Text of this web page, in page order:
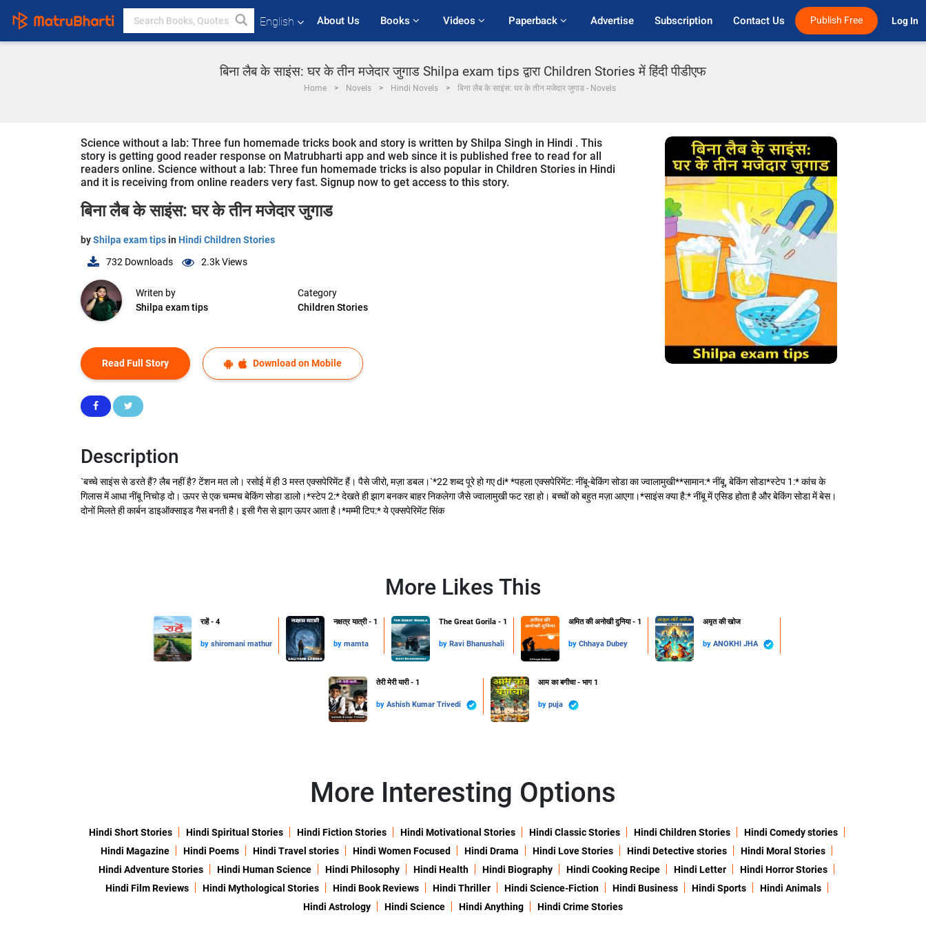
English About Us Books Videos Paperback Advertise Subscription Contact Us Publish Free Log In
बिना लैब के साइंस: घर के तीन मजेदार जुगाड Shilpa exam tips द्वारा Children Stories में हिंदी पीडीएफ
Home Novels Hindi Novels बिना लैब के साइंस: घर के तीन मजेदार जुगाड - Novels
Science without a lab: Three fun homemade tricks book and story is written by Shilpa Singh in Hindi . This
story is getting good reader response on Matrubharti app and web since it is published free to read for all
readers online. Science without a lab: Three fun homemade tricks is also popular in Children Stories in Hindi
and it is receiving from online readers very fast. Signup now to get access to this story.
बिना लैब के साइंस: घर के तीन मजेदार जुगाड
byShilpa exam tipsin Hindi Children Stories
732 Downloads 2.3kViews
Writen by
Shilpa exam tips
Category
Children Stories
Read Full Story Download on Mobile
Description
`बच्चे साइंस से डरते हैं? लैब नहीं है? टेंशन मत लो। रसोई में ही 3 मस्त एक्सपेरिमेंट हैं। पैसे जीरो, मज़ा डबल।`*22 शब्द पूरे हो गए di* *पहला एक्सपेरिमेंट: नींबू-बेकिंग सोडा का ज्वालामुखी**सामान:* नींबू, बेकिंग सोडा*स्टेप 1:* कांच के
गिलास में आधा नींबू निचोड़ दो। ऊपर से एक चम्मच बेकिंग सोडा डालो।*स्टेप 2:* देखते ही झाग बनकर बाहर निकलेगा जैसे ज्वालामुखी फट रहा हो। बच्चों को बहुत मज़ा आएगा।*साइंस क्या है:* नींबू में एसिड होता है और बेकिंग सोडा में बेस।
दोनों मिलते ही कार्बन डाइऑक्साइड गैस बनती है। इसी गैस से झाग ऊपर आता है।*मम्मी टिप:* ये एक्सपेरिमेंट सिंक
More Likes This
राहें - 4
by shiromani mathur
​नक्षत्र यात्री - 1
by mamta
The Great Gorila - 1
by Ravi Bhanushali
अमित की अनोखी दुनिया - 1
by Chhaya Dubey
अमृत की खोज
by ANOKHI JHA
तेरी मेरी यारी - 1
by Ashish Kumar Trivedi
आम का बगीचा - भाग 1
by puja
More Interesting Options
Hindi Short Stories Hindi Spiritual Stories Hindi Fiction Stories Hindi Motivational Stories Hindi Classic Stories Hindi Children Stories
Hindi Comedy stories
Hindi Magazine
Hindi Poems Hindi Travel stories Hindi Women Focused Hindi Drama Hindi Love Stories Hindi Detective stories
Hindi Moral Stories
Hindi Adventure Stories
Hindi Human Science Hindi Philosophy Hindi Health Hindi Biography Hindi Cooking Recipe Hindi Letter
Hindi Horror Stories
Hindi Film Reviews
Hindi Mythological Stories Hindi Book Reviews Hindi Thriller Hindi Science-Fiction Hindi Business Hindi Sports
Hindi Animals
Hindi Astrology
Hindi Science Hindi Anything Hindi Crime Stories